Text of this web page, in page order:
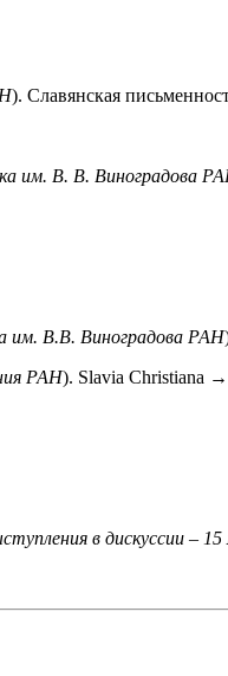
). Славянская
им. В. В. Виноградова
им. В.В. Виноградова РАН
РАН). Slavia Christiana →
в дискуссии – 15